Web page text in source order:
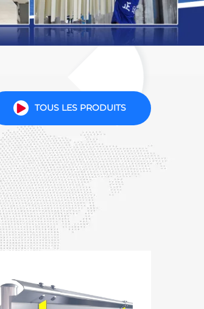
TOUS LES PRODUITS